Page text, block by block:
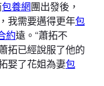
包養網團出發後，
我需要邁得更年包
約遠。 “蕭拓不
拓已經說服了他的
娶了花姐為妻包